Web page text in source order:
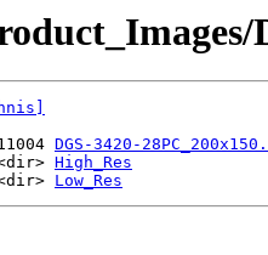
DGS-3420-
High_Res
Low_Res